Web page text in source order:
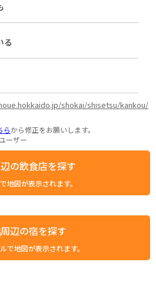
る
shokai/shisetsu/kankou/
らから修正をお願いします。
ーザー
の飲食店を探す
地図が表示されます。
周辺の宿を探す
で地図が表示されます。